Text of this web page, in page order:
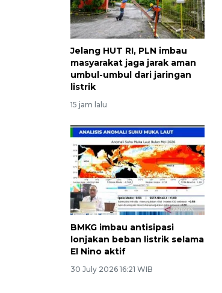
Jelang HUT RI, PLN imbau
masyarakat jaga jarak aman
umbul-umbul dari jaringan
listrik
15 jam lalu
BMKG imbau antisipasi
lonjakan beban listrik selama
El Nino aktif
30 July 2026 16:21 WIB